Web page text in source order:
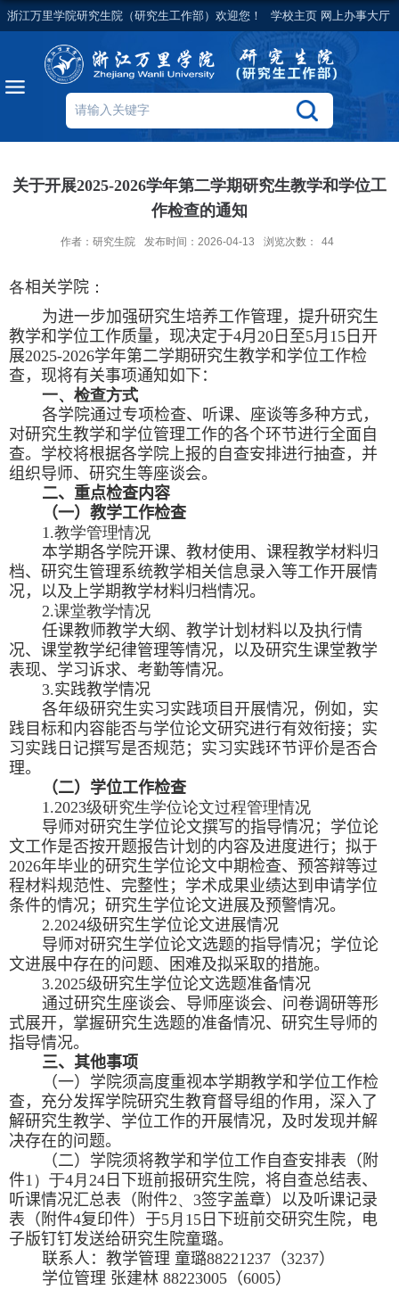
浙江万里学院研究生院（研究生工作部）欢迎您！ 学校主页 网上办事大厅
关于开展2025-2026学年第二学期研究生教学和学位工
作检查的通知
作者：研究生院 发布时间：2026-04-13 浏览次数： 44
各相关学院 ：
为进一步加强研究生培养工作管理，提升研究生
教学和学位工作质量，现决定于4月 20 日至5月 15 日 开
展2025-2026学年第二学期研究生教学和学位工作检
查，现将有关事项通知如下：
一、检查方式
各学院通过专项检查、听课、座谈等多种方式，
对研究生教学和学位管理工作的各个环节进行全面自
查。 学校将根据各学院 上报的自查安排进行抽查 ， 并
组织导师、研究生等座谈会。
二、 重点检查内容
（一）教学工作检查
1.教学管理情况
本学期各学院开课、教材使用 、课程教学材料归
档、研究生管理系统教学相关信息录入等工作开展情
况，以及上学期教学材料归档情况。
2.课堂教学情况
任课教师教学大纲、教学计划材料以及执行情
况、课堂教学纪律管理等情况，以及研究生课堂教学
表现、学习诉求、考勤等情况。
3.实践教学情况
各年级研究生实习实践项目 开展情况，例如， 实
践目标和内容能否与学位论文研究进行有效衔接；实
习实践日记撰写是否规范；实习实践环节评价是否合
理。
（二） 学位工作检查
1.2023级研究生学位论文过程管理情况
导师对研究生学位论文撰写的指导情况；学位论
文工作是否按开题报告计划 的内容及进度进行； 拟于
2026年毕业的研究生学位论文中期检查、预答辩等过
程材料规范性、完整性；学术成果业绩达到 申请学位
条件的情况；研究生学位论文进展及预警情况。
2.2024级研究生学位论文进展情况
导师对研究生学位论文选题的指导情况；学位论
文进展中存在的问题、困难及拟采取的措施。
3.2025级研究生学位论文选题准备情况
通过研究生座谈会、导师座谈会、 问卷调研等形
式展开， 掌握研究生选题的准备情况、研究生导师的
指导情况。
三、 其他事项
（一） 学院须高度重视本学期教学和学位工作检
查 ，充分发挥学院研究生教育督导组的作用，深入了
解研究生教学、 学位工作的开展情况，及时发现并解
决存在的问题。
（二） 学院须将教学和学位工作自查安排表 （附
件1 ）于4 月 24 日 下班前报研究生院，将 自查总结表、
听课情况汇总表（附件2、 3签字盖章） 以及听课记录
表（附件4复印件） 于5 月 15 日 下班前交研究生院，电
子版钉钉发送给研究生院童璐。
联系人：教学管理 童璐88221237 （3237）
学位管理 张建林88223005 （6005）